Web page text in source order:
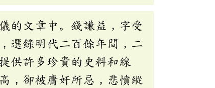
的文章中。錢謙益，字受
選錄明代二百餘年間，二
供許多珍貴的史料和線
，卻被庸奸所忌，悲憤縱